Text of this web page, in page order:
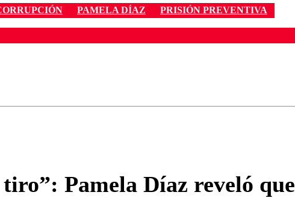
PAMELA DÍAZ PRISIÓN PREVENTIVA
Pamela Díaz reveló